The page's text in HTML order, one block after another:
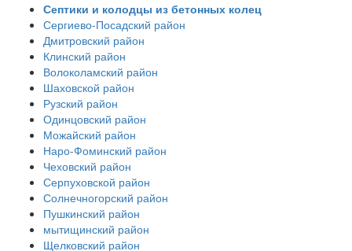
Септики и колодцы из бетонных колец
Сергиево-Посадский район
Дмитровский район
Клинский район
Волоколамский район
Шаховской район
Рузский район
Одинцовский район
Можайский район
Наро-Фоминский район
Чеховский район
Серпуховской район
Солнечногорский район
Пушкинский район
мытищинский район
Щелковский район